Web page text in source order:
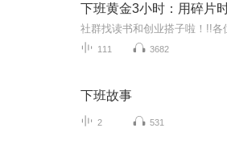
下班黄金3小时：用碎片
111 3682
下班故事
2 531